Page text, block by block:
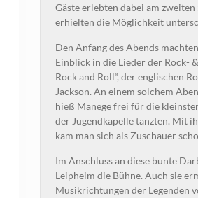
Gäste erlebten dabei am
erhielten die Möglichkeit
Den Anfang des Abends
Einblick in die Lieder der Rock-
Rock and Roll“, der englischen
Jackson. An einem solchem
hieß Manege frei für die
der Jugendkapelle tanzten. Mit
kam man sich als Zuschauer
Im Anschluss an diese bunte
Leipheim die Bühne. Auch sie
Musikrichtungen der Legenden